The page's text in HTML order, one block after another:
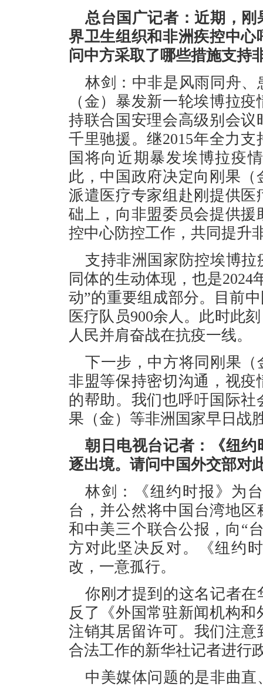
总台国广记者：近期，
界卫生组织和非洲疾控中
问中方采取了哪些措施支持
林剑：中非是风雨同舟
（金）暴发新一轮埃博拉
持联合国安理会高级别会
千里驰援。继2015年全力
国将向近期暴发埃博拉疫
此，中国政府决定向刚果
派遣医疗专家组赴刚提供
础上，向非盟委员会提供
控中心防控工作，共同提升
支持非洲国家防控埃博
同体的生动体现，也是
动”的重要组成部分。目前
医疗队员900余人。此时此
人民并肩奋战在抗疫一线。
下一步，中方将同刚果
非盟等保持密切沟通，视
的帮助。我们也呼吁国际
果（金）等非洲国家早日战
朝日电视台记者：《纽
逐出境。请问中国外交部对
林剑：《纽约时报》为
台，并公然将中国台湾地
和中美三个联合公报，向“
方对此坚决反对。《纽约
改，一意孤行。
你刚才提到的这名记者
反了《外国常驻新闻机构
注销其居留许可。我们注
合法工作的新华社记者进行
中美媒体问题的是非曲